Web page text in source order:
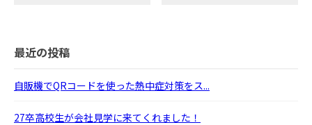
最近の投稿
自販機でQRコードを使った熱中症対策をス...
27卒高校生が会社見学に来てくれました！